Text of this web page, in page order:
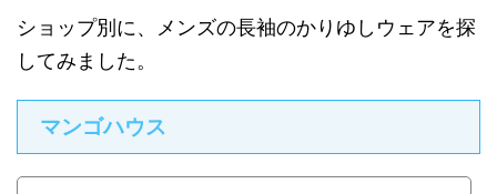
ショップ別に、メンズの長袖のかりゆしウェアを探
してみました。
マンゴハウス